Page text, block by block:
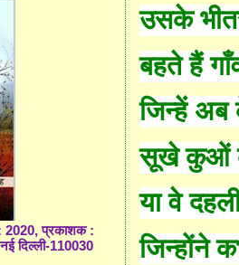
उसके
बहते हैं
जिन्हें
सूखे कुओं
या वे
जिन्होंने
2020, प्रकाशक :
दिल्ली-110030